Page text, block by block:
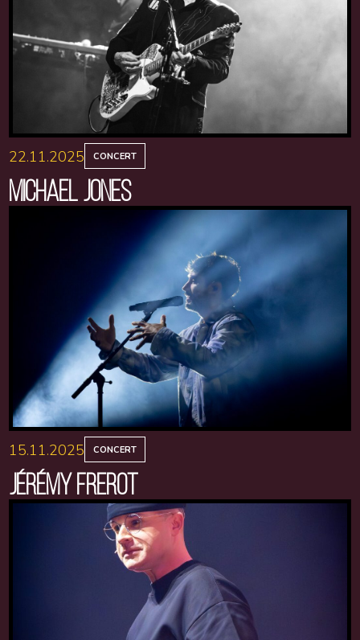
22.11.2025 CONCERT
MICHAEL JONES
15.11.2025 CONCERT
JÉRÉMY FREROT